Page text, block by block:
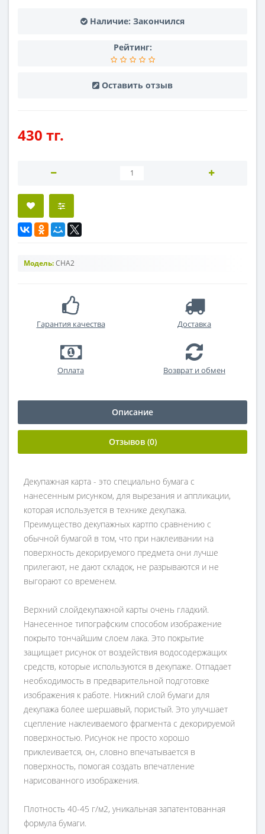
Наличие: Закончился
Рейтинг:
Оставить отзыв
430 тг.
Модель:CHA2
Гарантия качества Доставка
Оплата Возврат и обмен
Описание
Отзывов (0)
Декупажная карта - это специально бумага с
нанесенным рисунком, для вырезания и аппликации,
которая используется в технике декупажа.
Преимущество декупажных картпо сравнению с
обычной бумагой в том, что при наклеивании на
поверхность декорируемого предмета они лучше
прилегают, не дают складок, не разрываются и не
выгорают со временем.
Верхний слойдекупажной карты очень гладкий.
Нанесенное типографским способом изображение
покрыто тончайшим слоем лака. Это покрытие
защищает рисунок от воздействия водосодержащих
средств, которые используются в декупаже. Отпадает
необходимость в предварительной подготовке
изображения к работе. Нижний слой бумаги для
декупажа более шершавый, пористый. Это улучшает
сцепление наклеиваемого фрагмента с декорируемой
поверхностью. Рисунок не просто хорошо
приклеивается, он, словно впечатывается в
поверхность, помогая создать впечатление
нарисованного изображения.
Плотность 40-45 г/м2, уникальная запатентованная
формула бумаги.